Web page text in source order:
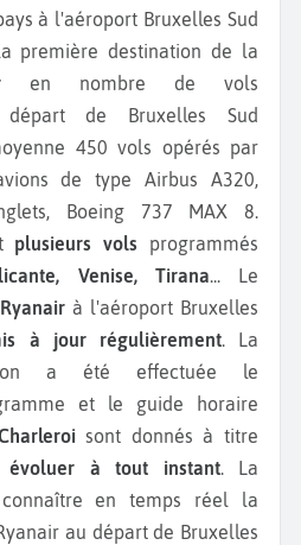
à l'aéroport Bruxelles Sud
première destination de la
en nombre de vols
départ de Bruxelles Sud
450 vols opérés par
de type Airbus A320,
Boeing 737 MAX 8.
plusieurs vols programmés
Venise, Tirana...
Le
à l'aéroport Bruxelles
à jour régulièrement. La
a été effectuée le
et le guide horaire
sont donnés à titre
évoluer à tout instant. La
en temps réel la
au départ de Bruxelles